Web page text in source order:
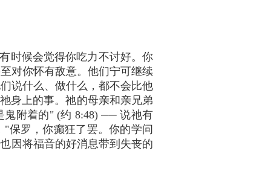
时候会觉得你吃力不讨好。你
对你怀有敌意。他们宁可继续
说什么、做什么，都不会比他
身上的事。祂的母亲和亲兄弟
鬼附着的" (约 8:48) ── 说祂有
保罗，你癫狂了罢。你的学问
因将福音的好消息带到失丧的